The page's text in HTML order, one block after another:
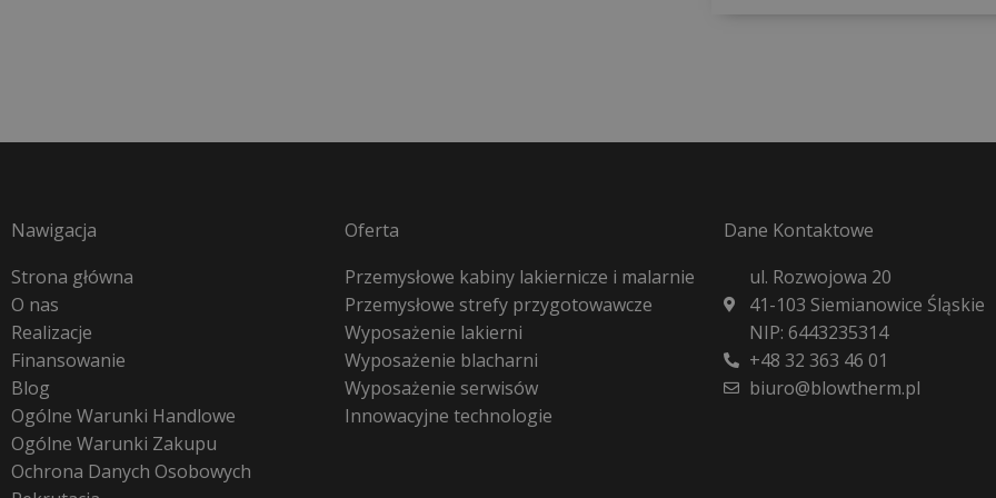
Nawigacja
Strona główna
O nas
Realizacje
Finansowanie
Blog
Ogólne Warunki Handlowe
Ogólne Warunki Zakupu
Ochrona Danych Osobowych
Oferta
Przemysłowe kabiny lakiernicze i malarnie
Przemysłowe strefy przygotowawcze
Wyposażenie lakierni
Wyposażenie blacharni
Wyposażenie serwisów
Innowacyjne technologie
Dane Kontaktowe
ul. Rozwojowa 20
41-103 Siemianowice Śląskie
NIP: 6443235314
+48 32 363 46 01
biuro@blowtherm.pl